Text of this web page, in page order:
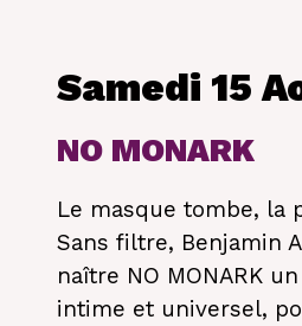
Samedi 15
NO MONARK
Le masque tombe, la
Sans filtre, Benjamin
naître NO MONARK
intime et universel,